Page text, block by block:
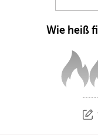
Wie heiß